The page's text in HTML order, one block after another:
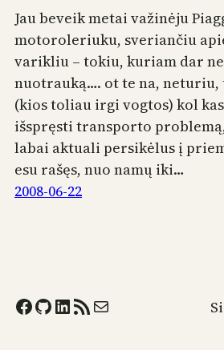
Jau beveik metai važinėju
motoroleriuku, sveriančiu apie
varikliu – tokiu, kuriam dar
nuotrauką…. ot te na, neturiu,
(kios toliau irgi vogtos) kol
išspręsti transporto
labai aktuali persikėlus į
esu rašęs, nuo namų iki…
2008-06-22
Facebook
GitHub
LinkedIn
RSS Feed
Mail